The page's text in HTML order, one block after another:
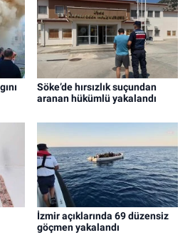
Söke’de hırsızlık suçundan
aranan hükümlü yakalandı
İzmir açıklarında 69 düzensiz
göçmen yakalandı